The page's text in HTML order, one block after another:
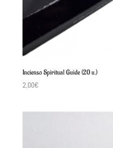
Incienso Spiritual Guide (20 u.)
2,00€